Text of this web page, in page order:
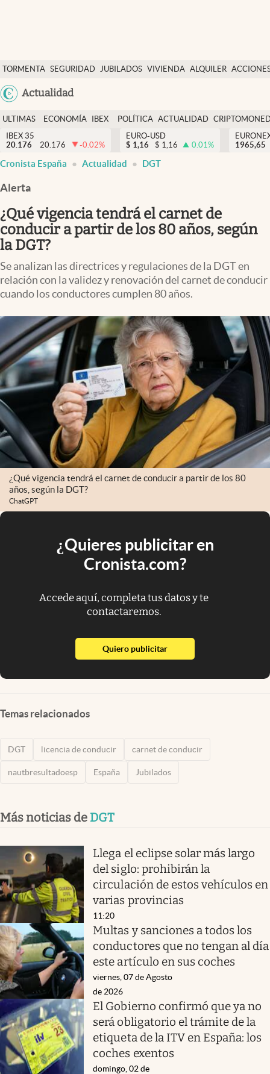
TORMENTA SEGURIDAD JUBILADOS VIVIENDA ALQUILER
USA
Actualidad
Economía y finanzas
Política
Actualidad
Criptomonedas
España
ULTIMAS
NOTICIAS
ECONOMÍA
FINANZAS
IBEX
EURO
POLÍTICA ACTUALIDAD
IBEX 35
20.176
20.176 -0.02%
EURO-USD
$ 1,16 $ 1,16 0.01%
1965,65
Cronista España Actualidad DGT
Alerta
¿Qué vigencia tendrá el carnet de
conducir a partir de los 80 años, según
la DGT?
Se analizan las directrices y regulaciones de la DGT en
relación con la validez y renovación del carnet de conducir
cuando los conductores cumplen 80 años.
¿Qué vigencia tendrá el carnet de conducir a partir de los 80
años, según la DGT?
ChatGPT
¿Quieres publicitar en
Cronista.com?
Accede aquí, completa tus datos y te
contactaremos.
Quiero publicitarabre en nueva pestaña
Temas relacionados
DGT licencia de conducir carnet de conducir
nautbresultadoesp España Jubilados
Más noticias de DGT
Llega el eclipse solar más largo
del siglo: prohibirán la
circulación de estos vehículos en
varias provincias
11:20
Multas y sanciones a todos los
conductores que no tengan al día
este artículo en sus coches
viernes, 07 de Agosto
de 2026
El Gobierno confirmó que ya no
será obligatorio el trámite de la
etiqueta de la ITV en España: los
coches exentos
domingo, 02 de